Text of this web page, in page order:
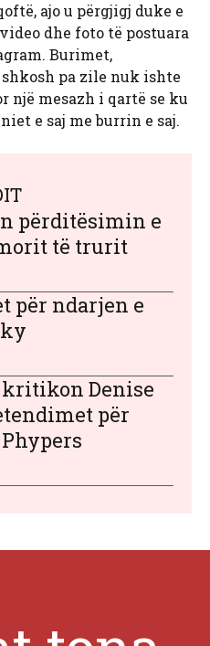
ajo u përgjigj duke e
dhe foto të postuara
Burimet,
pa zile nuk ishte
një mesazh i qartë se ku
e saj me burrin e saj.
përditësimin e
të trurit
për ndarjen e
Denise
për